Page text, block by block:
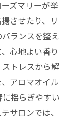
ケア
提案
がもたらす
ポイント
保湿メニュ
ズマリーが挙
させたり、リ
ランスを整え
心地よい香り
トレスから解
アロマオイル
揺らぎやすい
サロンでは、